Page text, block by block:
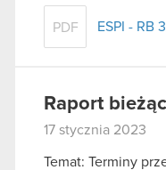
PDF ESPI - RB
Raport
17 stycznia 2023
Temat: Terminy